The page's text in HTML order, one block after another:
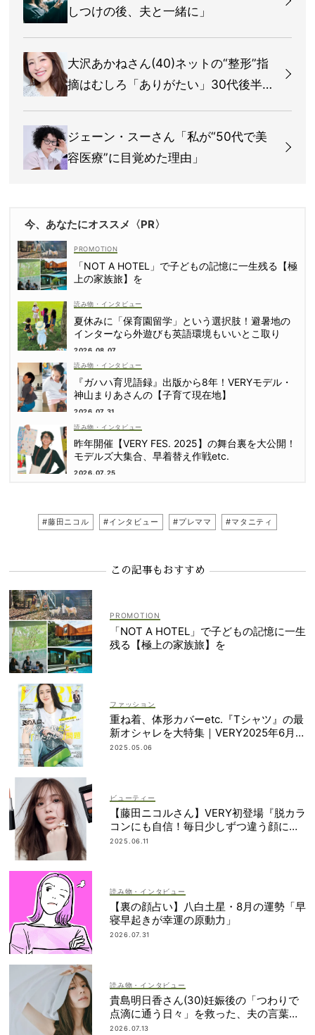
しつけの後、夫と一緒に」
大沢あかねさん(40)ネットの“整形”指
摘はむしろ「ありがたい」30代後半で
ジェーン・スーさん「私が“50代で美
容医療”に目覚めた理由」
今、あなたにオススメ〈PR〉
「NOT A HOTEL」で子どもの記憶に一生残る【極
上の家族旅】を
読み物・インタビュー
夏休みに「保育園留学」という選択肢！避暑地の
インターなら外遊びも英語環境もいいとこ取り
2026.08.07
読み物・インタビュー
『ガハハ育児語録』出版から8年！VERYモデル・
神山まりあさんの【子育て現在地】
2026.07.31
読み物・インタビュー
昨年開催【VERY FES. 2025】の舞台裏を大公開！
モデルズ大集合、早着替え作戦etc.
2026.07.25
#藤田ニコル #インタビュー #プレママ #マタニティ
この記事もおすすめ
「NOT A HOTEL」で子どもの記憶に一生
残る【極上の家族旅】を
ファッション
重ね着、体形カバーetc.『Tシャツ』の最
新オシャレを大特集｜VERY2025年6月号
発売
2025.05.06
ビューティー
【藤田ニコルさん】VERY初登場『脱カラ
コンにも自信！毎日少しずつ違う顔に挑
戦したい』
2025.06.11
読み物・インタビュー
【裏の顔占い】八白土星・8月の運勢「早
寝早起きが幸運の原動力」
2026.07.31
読み物・インタビュー
貴島明日香さん(30)妊娠後の「つわりで
点滴に通う日々」を救った、夫の言葉と
朝マック
2026.07.13